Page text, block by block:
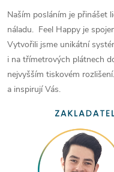
Naším posláním je přinášet
náladu. Feel Happy je
Vytvořili jsme unikátní
i na třímetrových plátnech
nejvyšším tiskovém
a inspirují Vás.